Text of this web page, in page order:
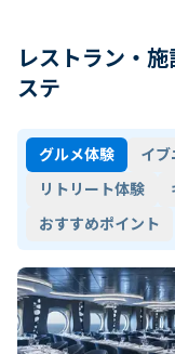
レストラン・
ステ
グルメ体験
イ
リトリート体験
おすすめポイント